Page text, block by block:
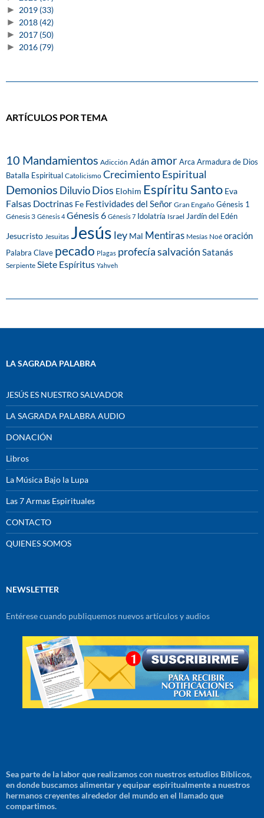
► 2019 (33)
► 2018 (42)
► 2017 (50)
► 2016 (79)
ARTÍCULOS POR TEMA
10 Mandamientos Adicción Adán amorArca Armadura de Dios
Batalla Espiritual Catolicismo Crecimiento Espiritual
Demonios DiluvioDios Elohim Espíritu Santo Eva
Falsas Doctrinas Fe Festividades del Señor Gran Engaño Génesis 1
Génesis 3 Génesis 4 Génesis 6 Génesis 7 Idolatría Israel Jardín del Edén
Jesucristo Jesuitas Jesús ley Mal Mentiras Mesías Noé oración
Palabra Clave pecado Plagas profecíasalvación Satanás
Serpiente Siete Espíritus Yahveh
LA SAGRADA PALABRA
JESÚS ES NUESTRO SALVADOR
LA SAGRADA PALABRA AUDIO
DONACIÓN
Libros
La Música Bajo la Lupa
Las 7 Armas Espirituales
CONTACTO
QUIENES SOMOS
NEWSLETTER
Entérese cuando publiquemos nuevos artículos y audios
Sea parte de la labor que realizamos con nuestros estudios Bíblicos,
en donde buscamos alimentar y equipar espiritualmente a nuestros
hermanos creyentes alrededor del mundo en el llamado que
compartimos.